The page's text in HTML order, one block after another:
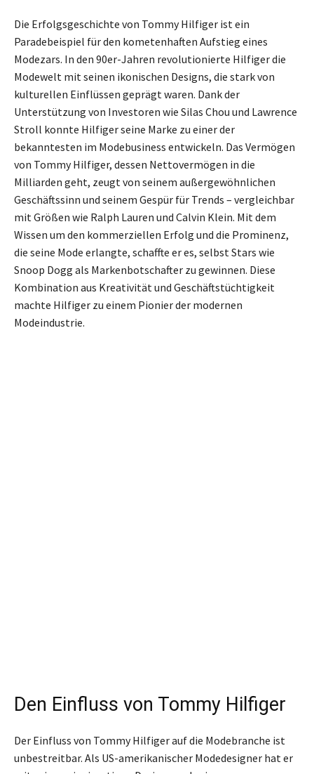
Die Erfolgsgeschichte von Tommy Hilfiger ist ein
Paradebeispiel für den kometenhaften Aufstieg eines
Modezars. In den 90er-Jahren revolutionierte Hilfiger die
Modewelt mit seinen ikonischen Designs, die stark von
kulturellen Einflüssen geprägt waren. Dank der
Unterstützung von Investoren wie Silas Chou und Lawrence
Stroll konnte Hilfiger seine Marke zu einer der
bekanntesten im Modebusiness entwickeln. Das Vermögen
von Tommy Hilfiger, dessen Nettovermögen in die
Milliarden geht, zeugt von seinem außergewöhnlichen
Geschäftssinn und seinem Gespür für Trends – vergleichbar
mit Größen wie Ralph Lauren und Calvin Klein. Mit dem
Wissen um den kommerziellen Erfolg und die Prominenz,
die seine Mode erlangte, schaffte er es, selbst Stars wie
Snoop Dogg als Markenbotschafter zu gewinnen. Diese
Kombination aus Kreativität und Geschäftstüchtigkeit
machte Hilfiger zu einem Pionier der modernen
Modeindustrie.
Den Einfluss von Tommy Hilfiger
Der Einfluss von Tommy Hilfiger auf die Modebranche ist
unbestreitbar. Als US-amerikanischer Modedesigner hat er